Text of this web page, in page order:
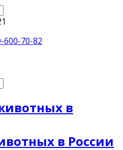
600-70-82
в России